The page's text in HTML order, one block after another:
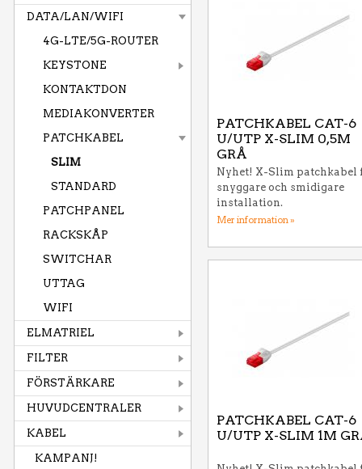
DATA/LAN/WIFI
4G-LTE/5G-ROUTER
KEYSTONE
KONTAKTDON
MEDIAKONVERTER
PATCHKABEL
SLIM
STANDARD
PATCHPANEL
RACKSKÅP
SWITCHAR
UTTAG
WIFI
ELMATRIEL
FILTER
FÖRSTÄRKARE
HUVUDCENTRALER
KABEL
KAMPANJ!
PATCHKABEL CAT-6
U/UTP X-SLIM 0,5M
GRÅ
Nyhet! X-Slim patchkabel
snyggare och smidigare
installation.
Mer information »
PATCHKABEL CAT-6
U/UTP X-SLIM 1M